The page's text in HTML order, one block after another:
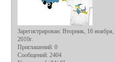
Зарегистрирован: Вторник, 16 ноября,
2010г.
Приглашений: 0
Сообщений: 2404